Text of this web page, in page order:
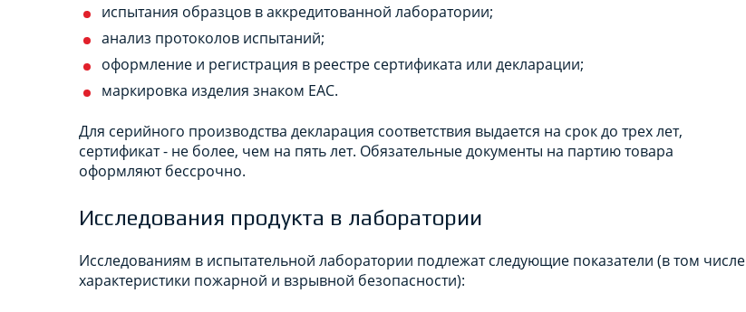
испытания образцов в аккредитованной лаборатории;
анализ протоколов испытаний;
оформление и регистрация в реестре сертификата или декларации;
маркировка изделия знаком ЕАС.
Для серийного производства декларация соответствия выдается на срок до трех лет,
сертификат - не более, чем на пять лет. Обязательные документы на партию товара
оформляют бессрочно.
Исследования продукта в лаборатории
Исследованиям в испытательной лаборатории подлежат следующие показатели (в том числе
характеристики пожарной и взрывной безопасности):